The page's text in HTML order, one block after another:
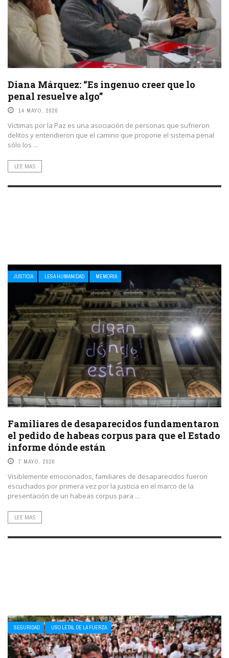
Diana Márquez: “Es ingenuo creer que lo
penal resuelve algo”
14 MAYO, 2026
Víctimas por la Paz es una asociación de personas que sufrieron
delitos y entendieron que el camino que propone el sistema penal
sólo los ...
LEE MAS
JUSTICIA LESA HUMANIDAD MEMORIA
Familiares de desaparecidos fundamentaron
el pedido de habeas corpus para que el Estado
informe dónde están
7 MAYO, 2026
Visiblemente emocionados, familiares de desaparecidos fueron
escuchados por primera vez por la justicia en el marco de la
presentación de un habeas corpus para ...
LEE MAS
SEGURIDAD USO LETAL DE LA FUERZA